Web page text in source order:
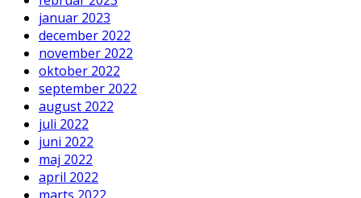
januar 2023
december 2022
november 2022
oktober 2022
september 2022
august 2022
juli 2022
juni 2022
maj 2022
april 2022